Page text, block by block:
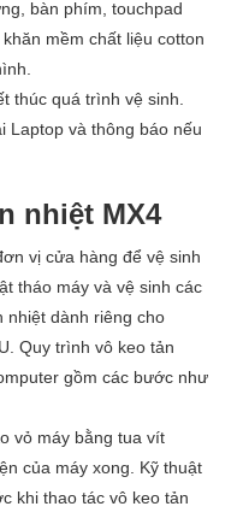
bàn phím, touchpad
mềm chất liệu cotton
thúc quá trình vệ sinh.
Laptop và thông báo nếu
nhiệt MX4
vị cửa hàng để vệ sinh
tháo máy và vệ sinh các
nhiệt dành riêng cho
Quy trình vô keo tản
gồm các bước như
vỏ máy bằng tua vít
của máy xong. Kỹ thuật
khi thao tác vô keo tản